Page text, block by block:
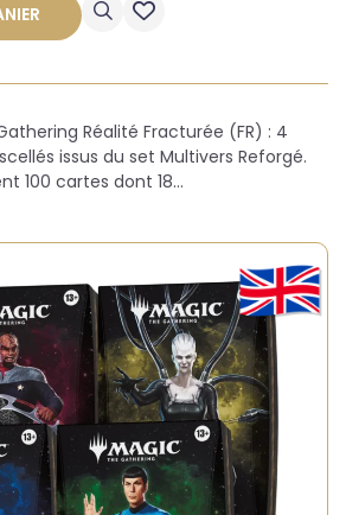
Réalité Fracturée (FR) : 4
issus du set Multivers Reforgé.
100 cartes dont 18…